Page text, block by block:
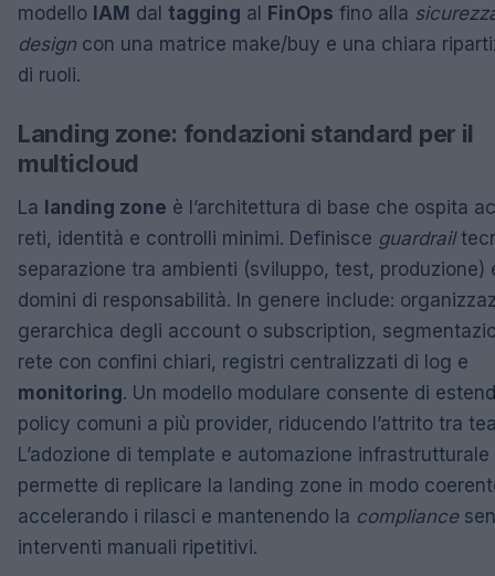
modello IAM dal tagging al FinOps fino alla
design con una matrice make/buy e una chiara
di ruoli.
Landing zone: fondazioni standard per il
multicloud
La landing zone è l’architettura di base che ospita
reti, identità e controlli minimi. Definisce guardrail
separazione tra ambienti (sviluppo, test, produzione)
domini di responsabilità. In genere include:
gerarchica degli account o subscription,
rete con confini chiari, registri centralizzati di log e
monitoring. Un modello modulare consente di
policy comuni a più provider, riducendo l’attrito tra
L’adozione di template e automazione infrastrutturale
permette di replicare la landing zone in modo
accelerando i rilasci e mantenendo la compliance
interventi manuali ripetitivi.